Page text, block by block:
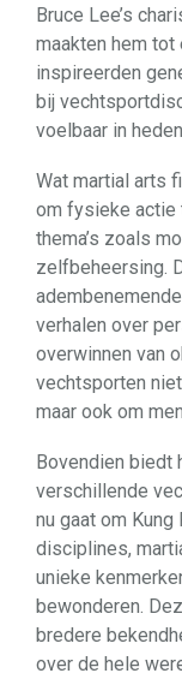
Bruce Lee’s
maakten hem
inspireerden
bij
voelbaar in
Wat martial arts
om fysieke actie
thema’s zoals
zelfbeheersing.
verhalen over
overwinnen van
vechtsporten
maar ook om
Bovendien biedt
verschillende
nu gaat om Kung
disciplines,
unieke
bewonderen.
bredere
over de hele